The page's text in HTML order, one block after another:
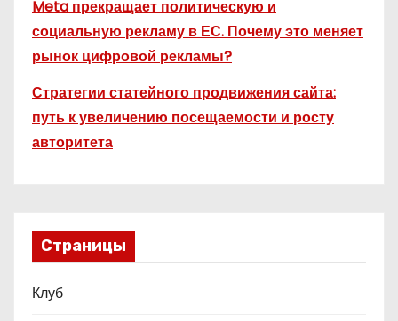
Meta прекращает политическую и
социальную рекламу в ЕС. Почему это меняет
рынок цифровой рекламы?
Стратегии статейного продвижения сайта:
путь к увеличению посещаемости и росту
авторитета
Страницы
Клуб